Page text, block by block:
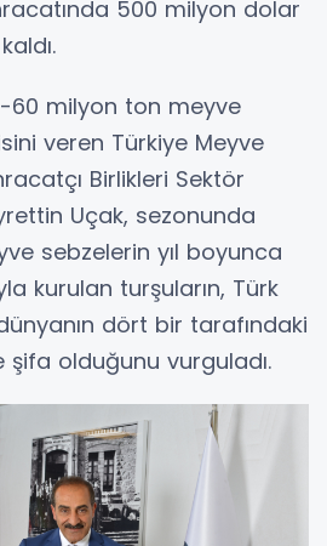
500 milyon dolar
60 milyon ton meyve
veren Türkiye Meyve
Birlikleri Sektör
Uçak, sezonunda
sebzelerin yıl boyunca
kurulan turşuların, Türk
dört bir tarafındaki
olduğunu vurguladı.